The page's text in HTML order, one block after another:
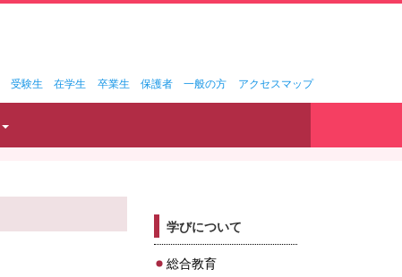
受験生 在学生 卒業生 保護者 一般の方 アクセスマップ
学びについて
総合教育